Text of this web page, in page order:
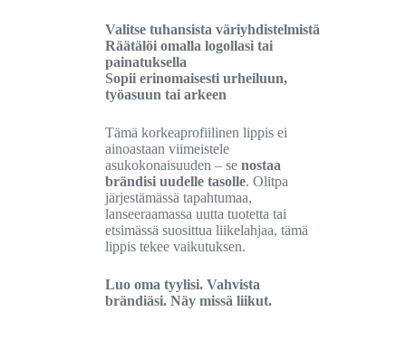
Valitse tuhansista väriyhdistelmistä
Räätälöi omalla logollasi tai
painatuksella
Sopii erinomaisesti urheiluun,
työasuun tai arkeen
Tämä korkeaprofiilinen lippis ei
ainoastaan viimeistele
asukokonaisuuden – senostaa
brändisi uudelle tasolle. Olitpa
järjestämässä tapahtumaa,
lanseeraamassa uutta tuotetta tai
etsimässä suosittua liikelahjaa, tämä
lippis tekee vaikutuksen.
Luo oma tyylisi. Vahvista
brändiäsi. Näy missä liikut.